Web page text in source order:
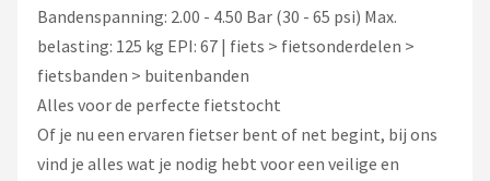
Bandenspanning: 2.00 - 4.50 Bar (30 - 65 psi) Max.
belasting: 125 kg EPI: 67 | fiets > fietsonderdelen >
fietsbanden > buitenbanden
Alles voor de perfecte fietstocht
Of je nu een ervaren fietser bent of net begint, bij ons
vind je alles wat je nodig hebt voor een veilige en